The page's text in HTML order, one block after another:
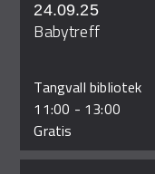
24.09.25
Babytreff
Tangvall bibliotek
11:00 - 13:00
Gratis